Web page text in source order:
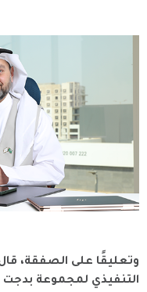
وتعليقًا على الصفقة،
التنفيذي لمجموعة بدجت